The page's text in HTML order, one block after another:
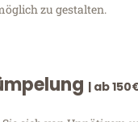
zu gestalten.
| ab